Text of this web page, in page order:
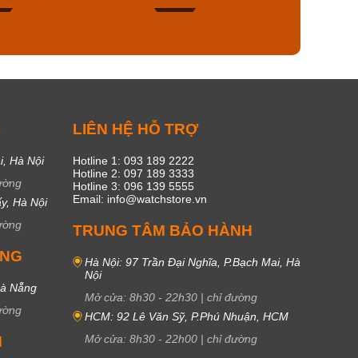
Hà Nội
Hà Nội
Nẵng
LIÊN HỆ HỖ TRỢ
Hotline 1: 093 189 2222
Hotline 2: 097 189 3333
Hotline 3: 096 139 5555
Email: info@watchstore.vn
TRUNG TÂM BẢO HÀNH
Hà Nội: 97 Trần Đại Nghĩa, P.Bạch Mai, Hà
Nội
Mở cửa: 8h30 - 22h30 | chỉ đường
HCM: 92 Lê Văn Sỹ, P.Phú Nhuận, HCM
Mở cửa: 8h30 - 22h00 | chỉ đường